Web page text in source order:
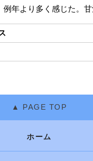
年より多く感じた。甘
ホーム